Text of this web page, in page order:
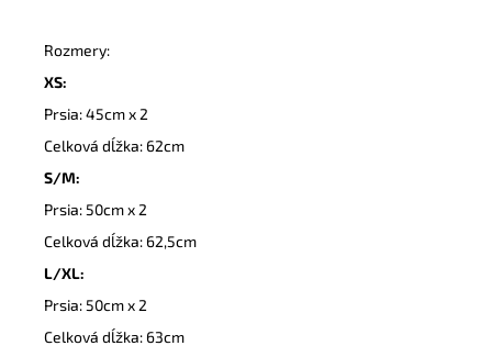
Rozmery:
XS:
Prsia: 45cm x 2
Celková dĺžka: 62cm
S/M:
Prsia: 50cm x 2
Celková dĺžka: 62,5cm
L/XL:
Prsia: 50cm x 2
Celková dĺžka: 63cm